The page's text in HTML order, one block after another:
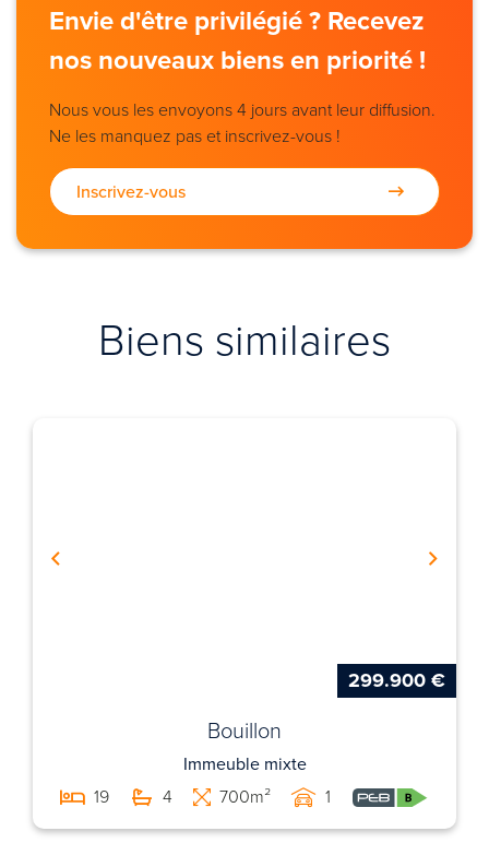
Envie d'être privilégié ? Recevez
nos nouveaux biens en priorité !
Nous vous les envoyons 4 jours avant leur diffusion.
Ne les manquez pas et inscrivez-vous !
Inscrivez-vous
Biens similaires
299.900 €
Bouillon
Immeuble mixte
19
4 700m² 1